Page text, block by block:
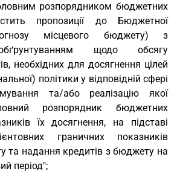
розпорядником бюджетних
пропозиції до Бюджетної
місцевого бюджету) з
щодо обсягу
необхідних для досягнення цілей
політики у відповідній сфері
та/або реалізацію якої
розпорядник бюджетних
їх досягнення, на підставі
граничних показників
та надання кредитів з бюджету на
період";